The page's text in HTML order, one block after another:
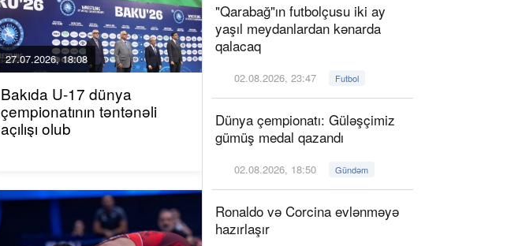
27.07.2026, 18:08
Bakıda U-17 dünya
çempionatının təntənəli
açılışı olub
"Qarabağ"ın futbolçusu iki ay
yaşıl meydanlardan kənarda
qalacaq
02.08.2026, 23:47 Futbol
Dünya çempionatı: Güləşçimiz
gümüş medal qazandı
02.08.2026, 18:50 Gündəm
Ronaldo və Corcina evlənməyə
hazırlaşır